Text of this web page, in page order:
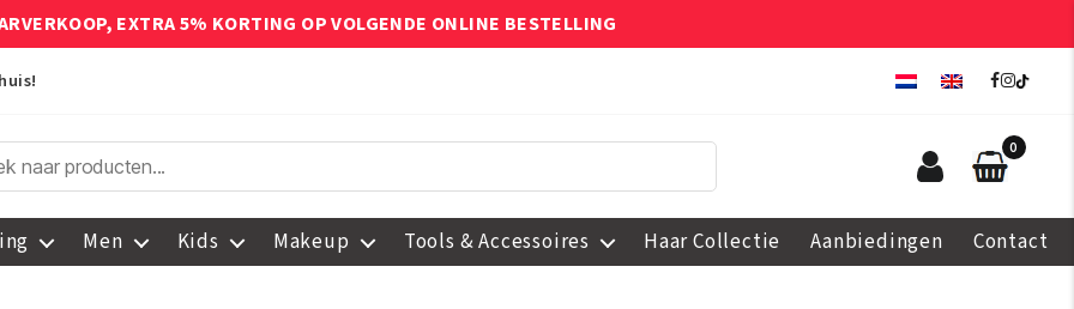
EXTRA 5% KORTING OP VOLGENDE ONLINE BESTELLING
0
Men Kids Makeup Tools & Accessoires Haar Collectie Aanbiedingen Contact